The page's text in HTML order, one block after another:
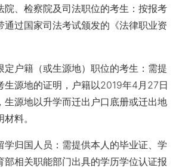
、检察院及司法职位的考生：按报考
通过国家司法考试颁发的《法律职业资
户籍（或生源地）职位的考生：需提
生源地的证明，户籍以2019年4月27日
生源地以升学而迁出户口底册或迁出地
料。
归国人员：需提供本人的毕业证、学
部相关职能部门出具的学历学位认证报